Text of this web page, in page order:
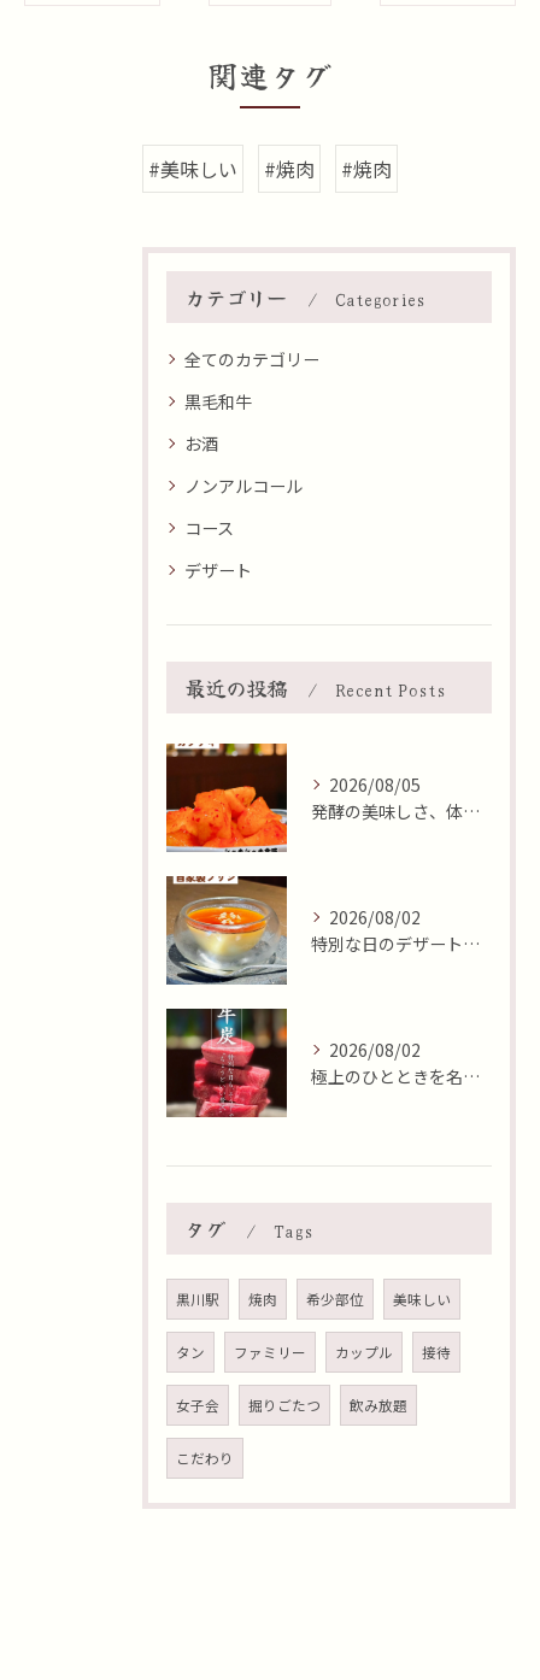
関連タグ
#美味しい #焼肉 #焼肉
カテゴリー Categories
全てのカテゴリー
黒毛和牛
お酒
ノンアルコール
コース
デザート
最近の投稿 Recent Posts
2026/08/05
発酵の美味しさ、体験しませんか？🧄
2026/08/02
特別な日のデザートはいかがですか🍮✨？本日8月2日はおやつの...
2026/08/02
極上のひとときを名古屋市北区で✨
タグ Tags
黒川駅 焼肉 希少部位 美味しい
タン ファミリー カップル 接待
女子会 掘りごたつ 飲み放題
こだわり